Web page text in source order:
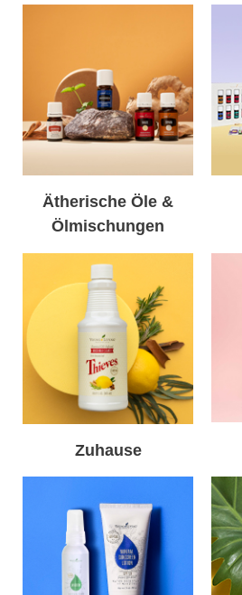
Ätherische Öle &
Ölmischungen
Zuhause